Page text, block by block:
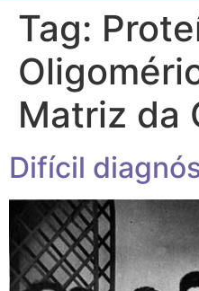
Tag:
Matriz da
Difícil